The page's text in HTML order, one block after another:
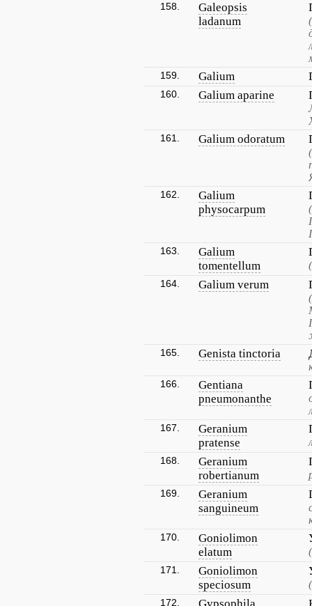
158.
Galeopsis
ladanum
159. Galium
160. Galium aparine
161. Galium odoratum
162.
Galium
physocarpum
163.
Galium
tomentellum
164. Galium verum
165. Genista tinctoria
166.
Gentiana
pneumonanthe
167.
Geranium
pratense
168.
Geranium
robertianum
169.
Geranium
sanguineum
170.
Goniolimon
elatum
171.
Goniolimon
speciosum
172.